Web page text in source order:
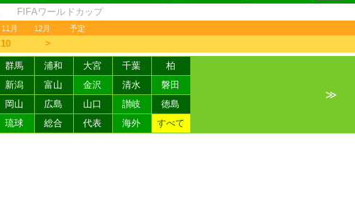
FIFAワールドカップ
11月 12月 予定
10 ＞
群馬 浦和 大宮 千葉
柏
新潟 富山 金沢 清水
磐田
岡山 広島 山口 讃岐
徳島
琉球 総合 代表 海外 すべて
≫